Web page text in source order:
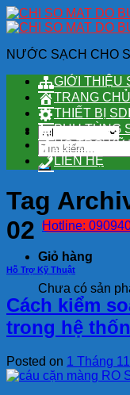
Skip
to
NƯỚC SẠCH CHO
Tìm
kiếm:
Hotline:
Giỏ hàng
Chưa có sản
GIỚI THIỆU
TRANG CHỦ
THIẾT BỊ SDI
PHỤ TÙNG
HỖ TRỢ KỸ
LIÊN HỆ
Tag
02
Hỗ Trợ Kỹ Thuật
Cách kiểm
trong hệ
Posted on 1 Tháng